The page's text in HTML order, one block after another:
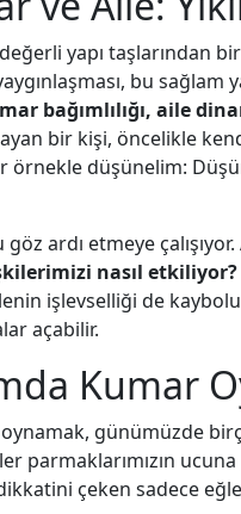
yapı taşlarından
bu
bağımlılığı, aile
bir kişi, öncelikle
örnekle düşünelim:
ardı etmeye
nasıl etkiliyor?
işlevselliği de
açabilir.
Kumar
günümüzde
parmaklarımızın
çeken sadece